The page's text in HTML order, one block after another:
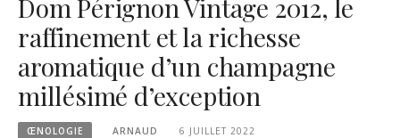
Dom Pérignon Vintage 2012, le
raffinement et la richesse
aromatique d’un champagne
millésimé d’exception
ŒNOLOGIE ARNAUD 6 JUILLET 2022